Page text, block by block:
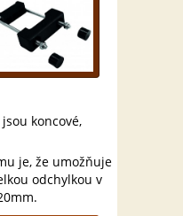
koncové,
je, že umožňuje
odchylkou v